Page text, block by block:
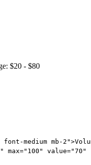
$20 - $80
medium mb-2">
max="100" value="70"